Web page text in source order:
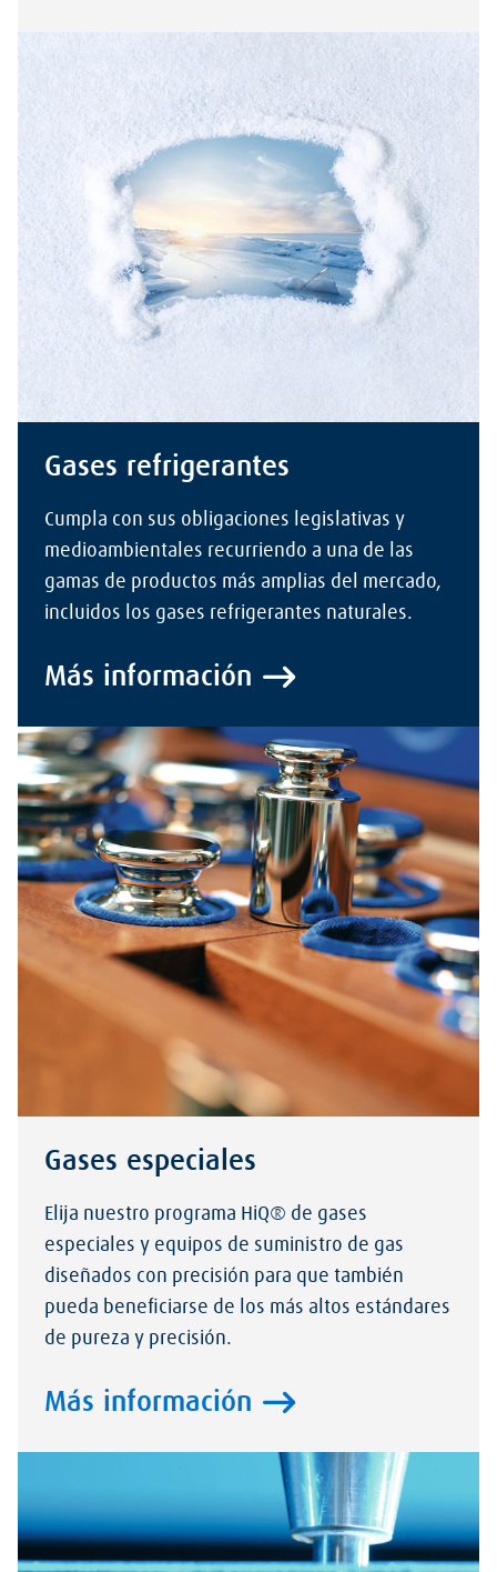
Gases refrigerantes
Cumpla con sus obligaciones legislativas y
medioambientales recurriendo a una de las
gamas de productos más amplias del mercado,
incluidos los gases refrigerantes naturales.
Más información
Gases especiales
Elija nuestro programa HiQ® de gases
especiales y equipos de suministro de gas
diseñados con precisión para que también
pueda beneficiarse de los más altos estándares
de pureza y precisión.
Más información